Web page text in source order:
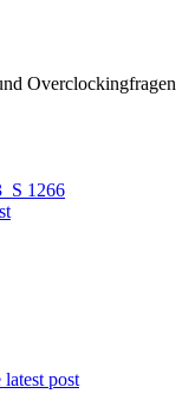
Overclockingfragen
1266
post